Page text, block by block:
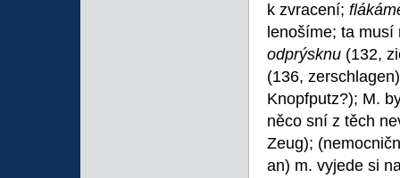
k zvracení;
lenošíme; ta
odprýsknu (132,
(136,
Knopfputz?); M.
něco sní z těch
Zeug);
an) m. vyjede si